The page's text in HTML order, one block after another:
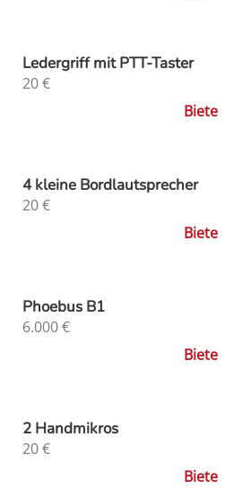
Ledergriff mit PTT-Taster
20€
Biete
4 kleine Bordlautsprecher
20€
Biete
Phoebus B1
6.000€
Biete
2 Handmikros
20€
Biete